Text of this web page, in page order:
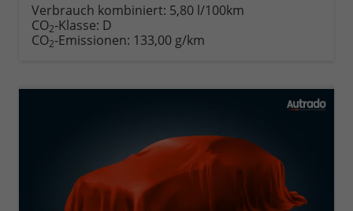
Verbrauch kombiniert: 5,80 l/100km
CO2-Klasse: D
CO2-Emissionen: 133,00 g/km